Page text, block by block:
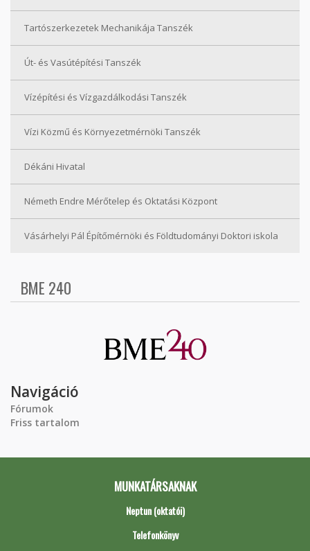
Tartószerkezetek Mechanikája Tanszék
Út- és Vasútépítési Tanszék
Vízépítési és Vízgazdálkodási Tanszék
Vízi Közmű és Környezetmérnöki Tanszék
Dékáni Hivatal
Németh Endre Mérőtelep és Oktatási Központ
Vásárhelyi Pál Építőmérnöki és Földtudományi Doktori iskola
BME 240
Navigáció
Fórumok
Friss tartalom
MUNKATÁRSAKNAK
Neptun (oktatói)
Telefonkönyv